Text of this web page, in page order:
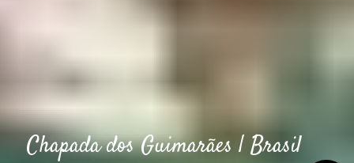
Chapada dos Guimarães | Brasil